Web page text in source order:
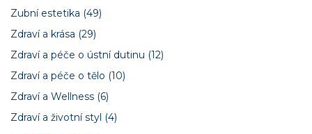
Zubní estetika (49)
Zdraví a krása (29)
Zdraví a péče o ústní dutinu (12)
Zdraví a péče o tělo (10)
Zdraví a Wellness (6)
Zdraví a životní styl (4)